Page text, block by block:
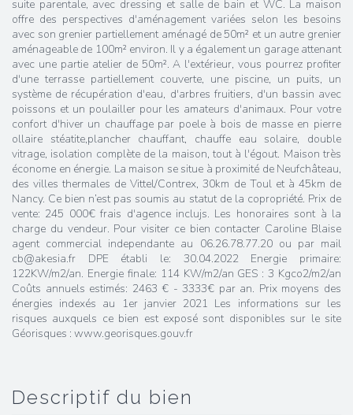
suite parentale, avec dressing et salle de bain et WC. La maison
offre des perspectives d'aménagement variées selon les besoins
avec son grenier partiellement aménagé de 50m² et un autre grenier
aménageable de 100m² environ. Il y a également un garage attenant
avec une partie atelier de 50m². A l'extérieur, vous pourrez profiter
d'une terrasse partiellement couverte, une piscine, un puits, un
système de récupération d'eau, d'arbres fruitiers, d'un bassin avec
poissons et un poulailler pour les amateurs d'animaux. Pour votre
confort d'hiver un chauffage par poele à bois de masse en pierre
ollaire stéatite,plancher chauffant, chauffe eau solaire, double
vitrage, isolation complète de la maison, tout à l'égout. Maison très
économe en énergie. La maison se situe à proximité de Neufchâteau,
des villes thermales de Vittel/Contrex, 30km de Toul et à 45km de
Nancy. Ce bien n’est pas soumis au statut de la copropriété. Prix de
vente: 245 000€ frais d'agence inclujs. Les honoraires sont à la
charge du vendeur. Pour visiter ce bien contacter Caroline Blaise
agent commercial independante au 06.26.78.77.20 ou par mail
cb@akesia.fr DPE établi le: 30.04.2022 Energie primaire:
122KW/m2/an. Energie finale: 114 KW/m2/an GES : 3 Kgco2/m2/an
Coûts annuels estimés: 2463 € - 3333€ par an. Prix moyens des
énergies indexés au 1er janvier 2021 Les informations sur les
risques auxquels ce bien est exposé sont disponibles sur le site
Géorisques : www.georisques.gouv.fr
descriptif du bien